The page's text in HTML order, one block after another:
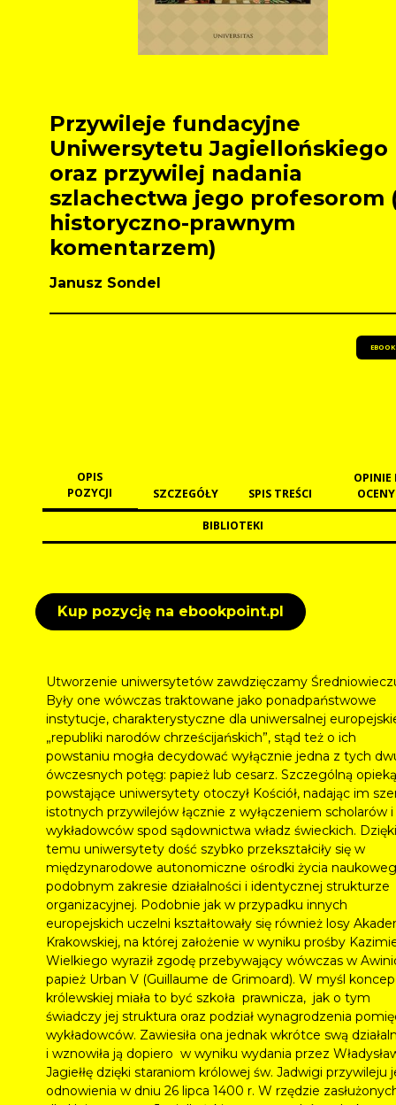
Przywileje fundacyjne
Uniwersytetu Jagiellońskiego
oraz przywilej nadania
szlachectwa jego profesorom
historyczno-prawnym
komentarzem)
Janusz Sondel
EBOOK
OPIS
POZYCJI
SZCZEGÓŁY SPIS TREŚCI
OPINIE
OCENY
BIBLIOTEKI
Kup pozycję na ebookpoint.pl
Utworzenie uniwersytetów zawdzięczamy
Były one wówczas traktowane jako ponadpaństwowe
instytucje, charakterystyczne dla uniwersalnej
„republiki narodów chrześcijańskich”, stąd też o ich
powstaniu mogła decydować wyłącznie jedna z tych
ówczesnych potęg: papież lub cesarz. Szczególną opieką
powstające uniwersytety otoczył Kościół, nadając im
istotnych przywilejów łącznie z wyłączeniem scholarów i
wykładowców spod sądownictwa władz świeckich. Dzięki
temu uniwersytety dość szybko przekształciły się w
międzynarodowe autonomiczne ośrodki życia
podobnym zakresie działalności i identycznej strukturze
organizacyjnej. Podobnie jak w przypadku innych
europejskich uczelni kształtowały się również losy
Krakowskiej, na której założenie w wyniku prośby
Wielkiego wyraził zgodę przebywający wówczas w
papież Urban V (Guillaume de Grimoard). W myśl
królewskiej miała to być szkoła prawnicza, jak o tym
świadczy jej struktura oraz podział wynagrodzenia
wykładowców. Zawiesiła ona jednak wkrótce swą
i wznowiła ją dopiero w wyniku wydania przez
Jagiełłę dzięki staraniom królowej św. Jadwigi przywileju
odnowienia w dniu 26 lipca 1400 r. W rzędzie